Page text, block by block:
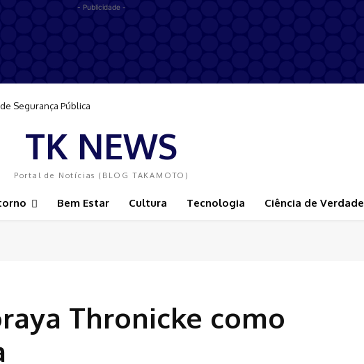
- Publicidade -
Segurança Pública
TK NEWS
Portal de Notícias (BLOG TAKAMOTO)
Bem Estar Cultura Tecnologia Ciência de Verdade
Thronicke como